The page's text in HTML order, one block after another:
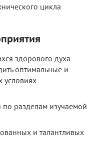
цикла
здорового духа
оптимальные и
разделам изучаемой
и талантливых